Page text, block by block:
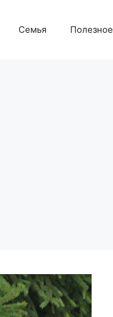
Семья Полезное